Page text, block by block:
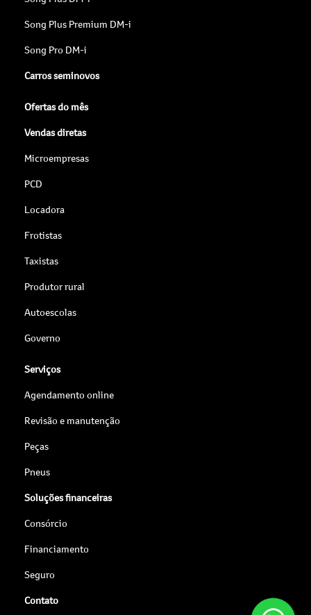
Song Plus Premium DM-i
Song Pro DM-i
Carros seminovos
Ofertas do mês
Vendas diretas
Microempresas
PCD
Locadora
Frotistas
Taxistas
Produtor rural
Autoescolas
Governo
Serviços
Agendamento online
Revisão e manutenção
Peças
Pneus
Soluções financeiras
Consórcio
Financiamento
Seguro
Contato